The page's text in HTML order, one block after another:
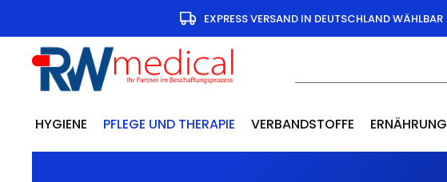
EXPRESS VERSAND IN DEUTSCHLAND WÄHLBAR
HYGIENE PFLEGE UND THERAPIE VERBANDSTOFFE ERNÄHRUNG